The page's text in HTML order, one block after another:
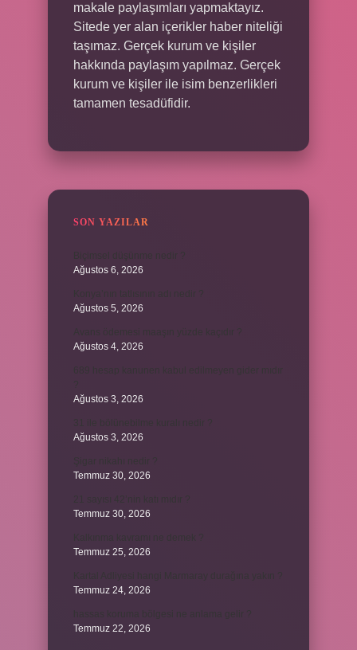
makale paylaşımları yapmaktayız.
Sitede yer alan içerikler haber niteliği
taşımaz. Gerçek kurum ve kişiler
hakkında paylaşım yapılmaz. Gerçek
kurum ve kişiler ile isim benzerlikleri
tamamen tesadüfidir.
SON YAZILAR
Ağustos 6, 2026
Ağustos 5, 2026
Ağustos 4, 2026
Ağustos 3, 2026
Ağustos 3, 2026
Temmuz 30, 2026
Temmuz 30, 2026
Temmuz 25, 2026
Temmuz 24, 2026
Temmuz 22, 2026